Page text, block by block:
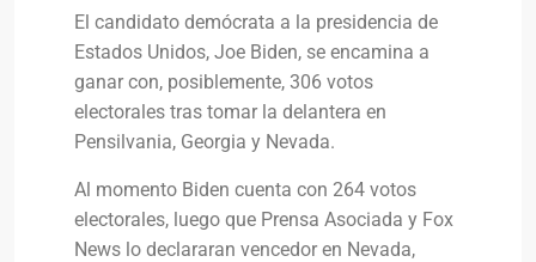
El candidato demócrata a la presidencia de
Estados Unidos, Joe Biden, se encamina a
ganar con, posiblemente, 306 votos
electorales tras tomar la delantera en
Pensilvania, Georgia y Nevada.
Al momento Biden cuenta con 264 votos
electorales, luego que Prensa Asociada y Fox
News lo declararan vencedor en Nevada,